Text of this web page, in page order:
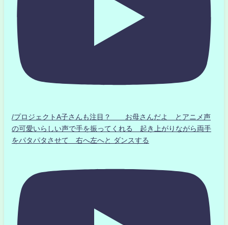
/プロジェクトA子さんも注目？ お母さんだよ とアニメ声
の可愛いらしい声で手を振ってくれる 起き上がりながら両手
をパタパタさせて 右へ左へと ダンスする